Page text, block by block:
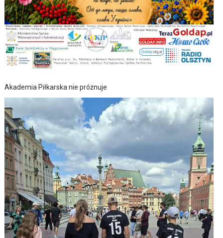
Akademia Piłkarska nie próżnuje